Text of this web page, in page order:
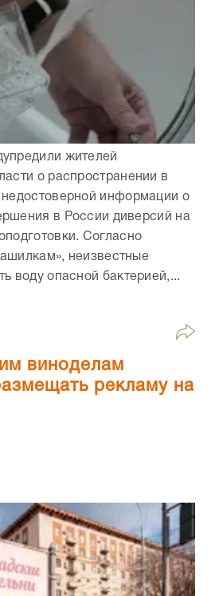
жителей
о распространении в
недостоверной информации о
в России диверсий на
Согласно
неизвестные
воду опасной бактерией,...
виноделам
рекламу на